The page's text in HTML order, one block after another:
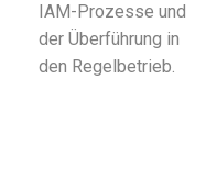
IAM-Prozesse und
der Überführung in
den Regelbetrieb.